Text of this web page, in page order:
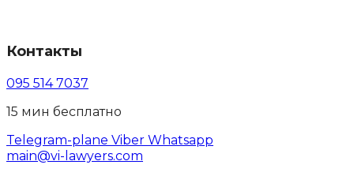
Контакты
095 514 7037
15 мин бесплатно
Telegram-plane Viber Whatsapp
main@vi-lawyers.com